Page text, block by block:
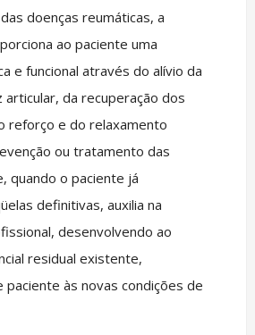
doenças reumáticas, a
ao paciente uma
e funcional através do alívio da
da recuperação dos
reforço e do relaxamento
ou tratamento das
quando o paciente já
definitivas, auxilia na
desenvolvendo ao
residual existente,
às novas condições de